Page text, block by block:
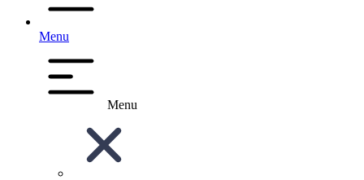
Menu
Menu